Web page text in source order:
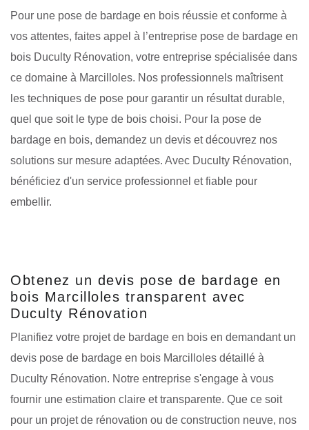
Pour une pose de bardage en bois réussie et conforme à
vos attentes, faites appel à l’entreprise pose de bardage en
bois Duculty Rénovation, votre entreprise spécialisée dans
ce domaine à Marcilloles. Nos professionnels maîtrisent
les techniques de pose pour garantir un résultat durable,
quel que soit le type de bois choisi. Pour la pose de
bardage en bois, demandez un devis et découvrez nos
solutions sur mesure adaptées. Avec Duculty Rénovation,
bénéficiez d'un service professionnel et fiable pour
embellir.
Obtenez un devis pose de bardage en
bois Marcilloles transparent avec
Duculty Rénovation
Planifiez votre projet de bardage en bois en demandant un
devis pose de bardage en bois Marcilloles détaillé à
Duculty Rénovation. Notre entreprise s'engage à vous
fournir une estimation claire et transparente. Que ce soit
pour un projet de rénovation ou de construction neuve, nos